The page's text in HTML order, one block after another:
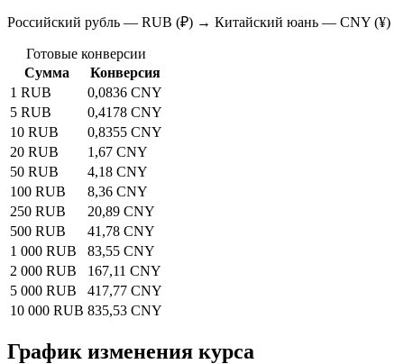
Российский рубль — RUB (₽) → Китайский юань — CNY (¥)
Готовые конверсии
Сумма
Конверсия
1 RUB
0,0836 CNY
5 RUB
0,4178 CNY
10 RUB
0,8355 CNY
20 RUB
1,67 CNY
50 RUB
4,18 CNY
100 RUB
8,36 CNY
250 RUB
20,89 CNY
500 RUB
41,78 CNY
1 000 RUB
83,55 CNY
2 000 RUB
167,11 CNY
5 000 RUB
417,77 CNY
10 000 RUB 835,53 CNY
График изменения курса